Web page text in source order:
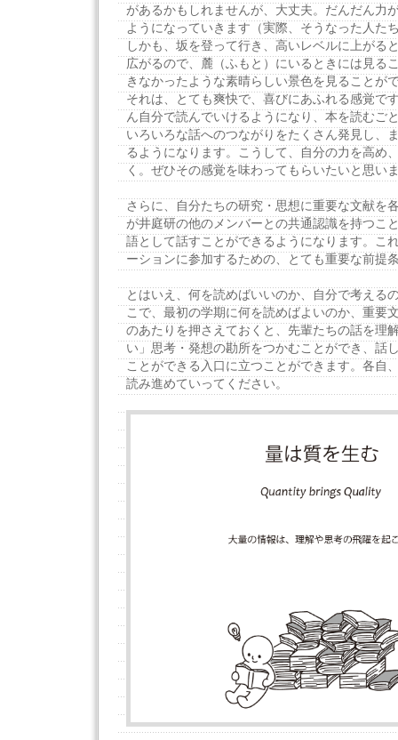
があるかもしれませんが、大丈夫。だんだん力
ようになっていきます（実際、そうなった人た
しかも、坂を登って行き、高いレベルに上がる
広がるので、麓（ふもと）にいるときには見る
きなかったような素晴らしい景色を見ることが
それは、とても爽快で、喜びにあふれる感覚で
ん自分で読んでいけるようになり、本を読むご
いろいろな話へのつながりをたくさん発見し、
るようになります。こうして、自分の力を高め
く。ぜひその感覚を味わってもらいたいと思い
さらに、自分たちの研究・思想に重要な文献を
が井庭研の他のメンバーとの共通認識を持つこ
語として話すことができるようになります。こ
ーションに参加するための、とても重要な前提
とはいえ、何を読めばいいのか、自分で考える
こで、最初の学期に何を読めばよいのか、重要
のあたりを押さえておくと、先輩たちの話を理
い」思考・発想の勘所をつかむことができ、話
ことができる入口に立つことができます。各自
読み進めていってください。